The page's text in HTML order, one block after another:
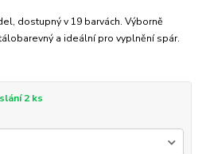
dostupný v 19 barvách. Výborně
a ideální pro vyplnění spár.
2 ks